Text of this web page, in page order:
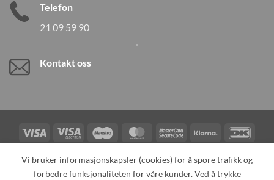
Telefon
21 09 59 90
Kontakt oss
Visa
Visa
Electron
Maestro MasterCardMasterCard
2
Klarna
Card
TILBAKEKALLINGER KONTAKT OSS OM OSS
Vi bruker informasjonskapsler (cookies) for å spore trafikk og
forbedre funksjonaliteten for våre kunder. Ved å trykke